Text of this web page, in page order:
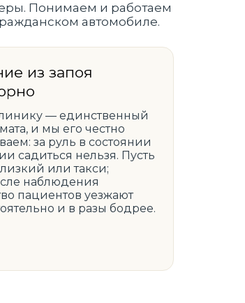
Понимаем и работаем
автомобиле.
из запоя
— единственный
и мы его честно
за руль в состоянии
садиться нельзя. Пусть
или такси;
наблюдения
пациентов уезжают
и в разы бодрее.